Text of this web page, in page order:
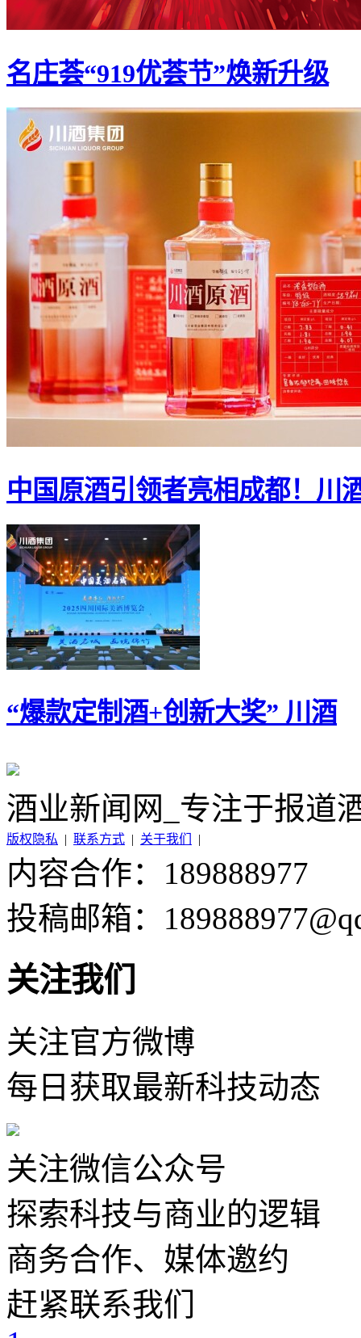
名庄荟“919优荟节”焕新升级
中国原酒引领者亮相成都！川
“爆款定制酒+创新大奖” 川酒
酒业新闻网_专注于报道
版权隐私 | 联系方式 | 关于我们 |
内容合作：189888977
投稿邮箱：
关注我们
关注官方微博
每日获取最新科技动态
关注微信公众号
探索科技与商业的逻辑
商务合作、媒体邀约
赶紧联系我们